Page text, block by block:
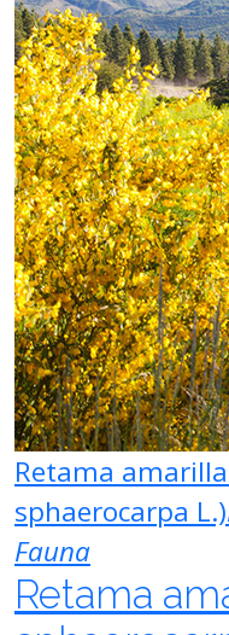
Retama
sphaerocarpa L.)
Fauna
Retama